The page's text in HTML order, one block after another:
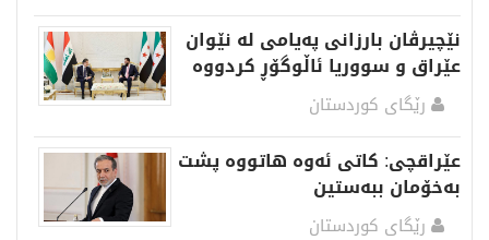
نێچیرڤان بارزانی پەیامی لە نێوان
عێراق و سووریا ئاڵوگۆڕ کردووە
رێگای كوردستان
عێراقچی: کاتی ئەوە هاتووە پشت
بەخۆمان ببەستین
رێگای كوردستان